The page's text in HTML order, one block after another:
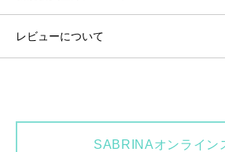
レビューについて
SABRINAオンライン